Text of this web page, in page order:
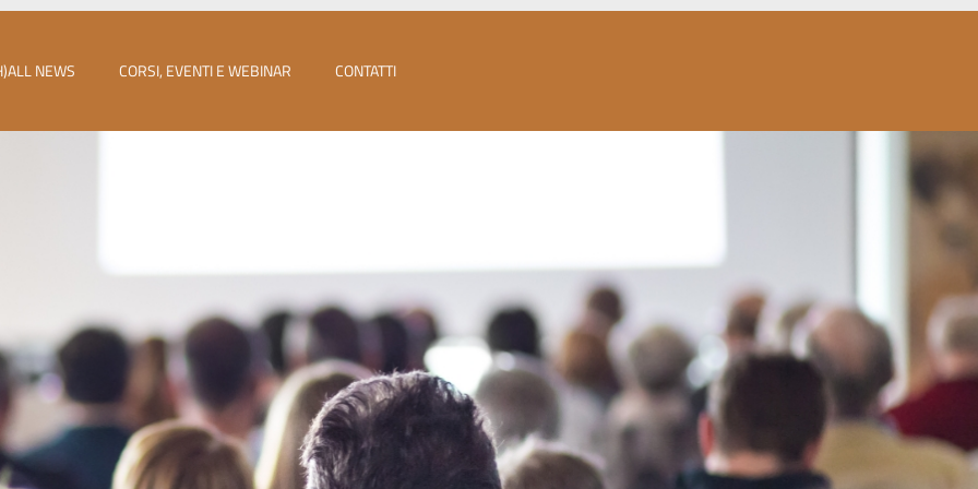
NEWS CORSI, EVENTI E WEBINAR CONTATTI